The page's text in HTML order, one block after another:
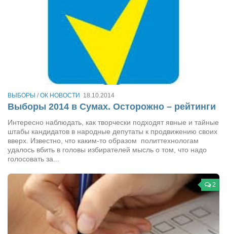
Надія Белокур
Анна Гидора
Леонтий Костур
Римма Миленкова
Ирина Проценко
Александр Садовский
Сергей Степанов
Анна Черненко
Марина Фенота
ВЫБОРЫ /ОК НОВОСТИ 18.10.2014
Выборы 2014 в Сумах. Осторожно – рейтинги
Интересно наблюдать, как творчески подходят явные и тайные
штабы кандидатов в народные депутаты к продвижению своих
вверх. Известно, что каким-то образом политтехнологам
удалось вбить в головы избирателей мысль о том, что надо
голосовать за...
2